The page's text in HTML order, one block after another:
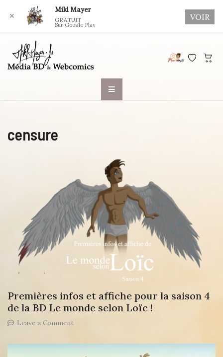
censure
Premières infos et affiche pour la saison 4
de la BD Le monde selon Loïc !
Leave a Commenton
infos
✕
Mikl Mayer
GRATUIT
Sur Google Play
VOIR